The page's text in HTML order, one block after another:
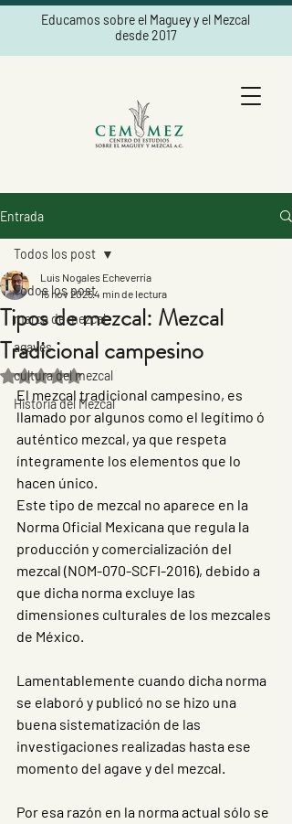
Educamos sobre el Maguey y el Mezcal
desde 2017
Entrada
Todos los post
marca de mezcal
agaves
cultura del mezcal
Historia del Mezcal
Todos los post
Tipos de mezcal: Mezcal
Tradicional campesino
Luis Nogales Echeverría
15 nov 20254 min de lectura
Obtuvo NaN de 5 estrellas.
El mezcal tradicional campesino, es
llamado por algunos como el legítimo ó
auténtico mezcal, ya que respeta
íntegramente los elementos que lo
hacen único.
Este tipo de mezcal no aparece en la
Norma Oficial Mexicana que regula la
producción y comercialización del
mezcal (NOM-070-SCFI-2016), debido a
que dicha norma excluye las
dimensiones culturales de los mezcales
de México.
Lamentablemente cuando dicha norma
se elaboró y publicó no se hizo una
buena sistematización de las
investigaciones realizadas hasta ese
momento del agave y del mezcal.
Por esa razón en la norma actual sólo se